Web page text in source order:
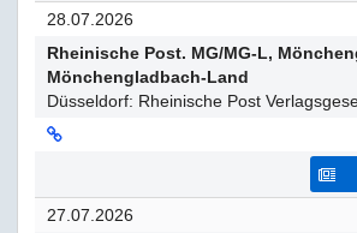
28.07.2026
Rheinische Post. MG/MG-L,
Mönchengladbach-Land
Düsseldorf: Rheinische Post
27.07.2026